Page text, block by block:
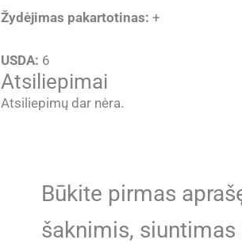
Žydėjimas pakartotinas: +
USDA: 6
Atsiliepimai
Atsiliepimų dar nėra.
Būkite pirmas
šaknimis, siuntimas